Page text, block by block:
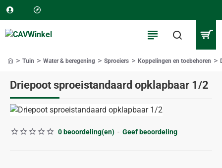
Driepoot sproeistandaard opklapbaar 1/2
Tuin Water & beregening Sproeiers Koppelingen en toebehoren
0 beoordeling(en) - Geef beoordeling